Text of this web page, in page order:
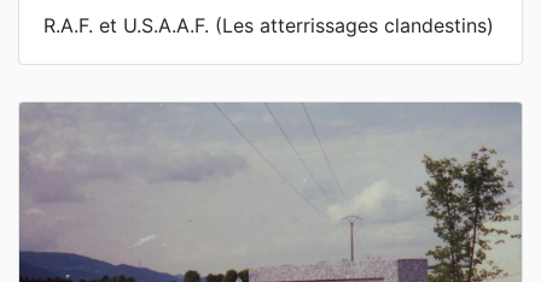
R.A.F. et U.S.A.A.F. (Les atterrissages clandestins)